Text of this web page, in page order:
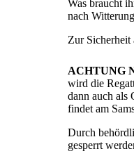
Was braucht
nach
Zur Sicherheit
ACHTUNG
wird die
dann auch als
findet am
Durch
gesperrt